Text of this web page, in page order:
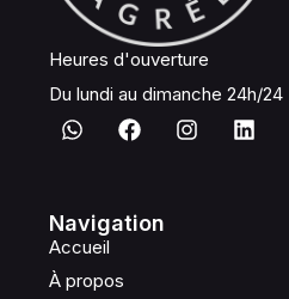
Heures d'ouverture
Du lundi au dimanche 24h/24
Navigation
Accueil
À propos